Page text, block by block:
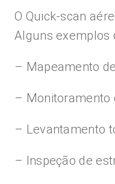
O Quick-scan
Alguns exemplos
– Mapeamento
– Monitoramento
– Levantamento
– Inspeção de